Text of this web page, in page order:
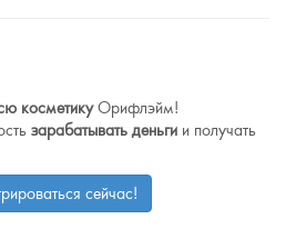
косметикуОрифлэйм!
зарабатывать деньги и получать
сейчас!